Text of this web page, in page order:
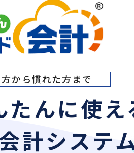
から慣れた方まで
んに使え
計システ